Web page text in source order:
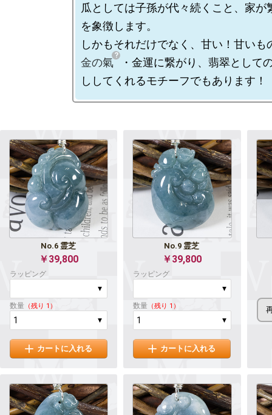
瓜としては子孫が代々続くこと、家が
を象徴します。
しかもそれだけでなく、甘い！甘いも
金の氣
・金運に繋がり、翡翠として
No.6 霊芝
￥39,800
ラッピング
数量 （残り 1）
カートに入れる
No.9 霊芝
￥39,800
ラッピング
数量 （残り 1）
カートに入れる